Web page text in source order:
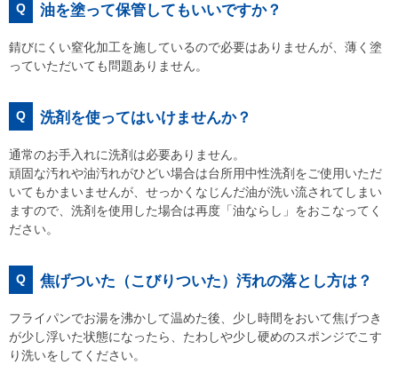
Q 油を塗って保管してもいいですか？
錆びにくい窒化加工を施しているので必要はありませんが、薄く塗
っていただいても問題ありません。
Q 洗剤を使ってはいけませんか？
通常のお手入れに洗剤は必要ありません。
頑固な汚れや油汚れがひどい場合は台所用中性洗剤をご使用いただ
いてもかまいませんが、せっかくなじんだ油が洗い流されてしまい
ますので、洗剤を使用した場合は再度「油ならし」をおこなってく
ださい。
Q 焦げついた（こびりついた）汚れの落とし方は？
フライパンでお湯を沸かして温めた後、少し時間をおいて焦げつき
が少し浮いた状態になったら、たわしや少し硬めのスポンジでこす
り洗いをしてください。